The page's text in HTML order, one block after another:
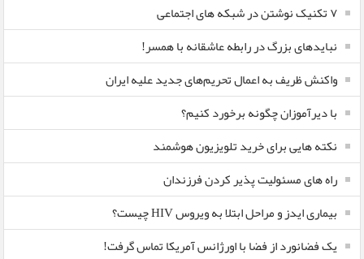
۷ تکنیک نوشتن در شبکه های اجتماعی
نبایدهای بزرگ در رابطه عاشقانه با همسر!
واکنش ظریف به اعمال تحریم‌های جدید علیه ایران
با دیرآموزان چگونه برخورد کنیم؟
نکته هایی برای خرید تلویزیون هوشمند
راه های مسئولیت پذیر کردن فرزندان
بیماری ایدز و مراحل ابتلا به ویروس HIV چیست؟
یک فضانورد از فضا با اورژانس آمریکا تماس گرفت!